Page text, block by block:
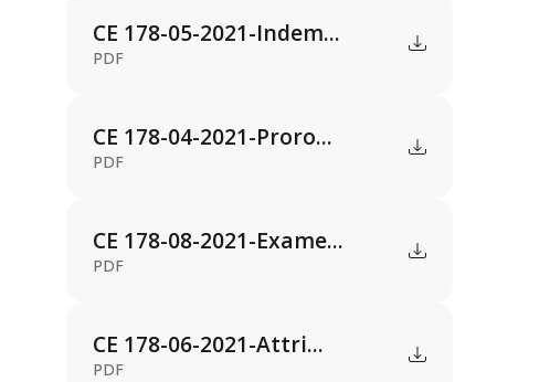
CE 178-05-2021-Indem...
PDF
CE 178-04-2021-Proro...
PDF
CE 178-08-2021-Exame...
PDF
CE 178-06-2021-Attri...
PDF